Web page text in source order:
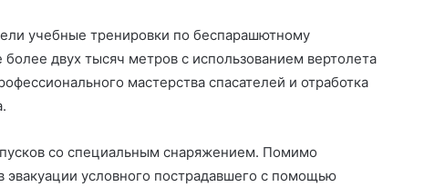
учебные тренировки по беспарашютному
двух тысяч метров с использованием вертолета
мастерства спасателей и отработка
со специальным снаряжением. Помимо
эвакуации условного пострадавшего с помощью